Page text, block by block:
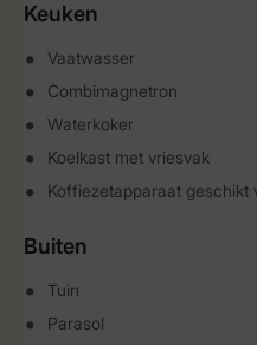
Keuken
Vaatwasser
Combimagnetron
Waterkoker
Koelkast met vriesvak
Koffiezetapparaat geschikt
Buiten
Tuin
Parasol